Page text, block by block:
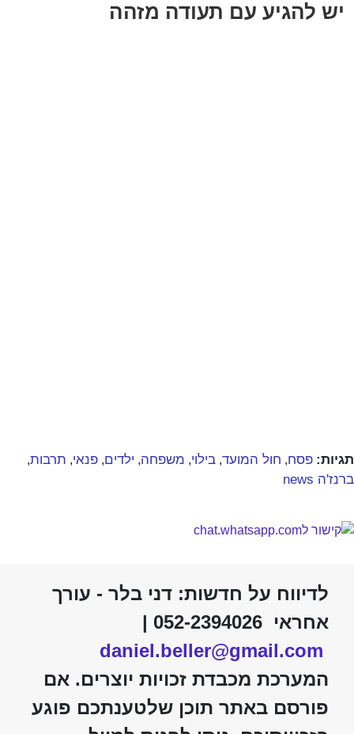
יש להגיע עם תעודה מזהה
תגיות: פסח, חול המועד, בילוי, משפחה, ילדים, פנאי, תרבות,
ברנז'ה news
לדיווח על חדשות: דני בלר - עורך
אחראי 052-2394026 |
daniel.beller@gmail.com
המערכת מכבדת זכויות יוצרים. אם
פורסם באתר תוכן שלטענתכם פוגע